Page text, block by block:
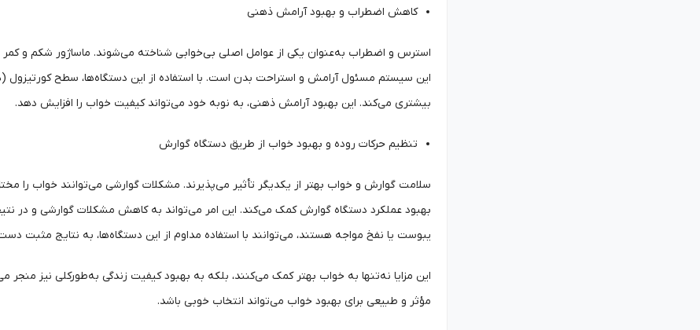
کاهش اضطراب و بهبود آرامش ذهنی
استرس و اضطراب به‌عنوان یکی از عوامل اصلی بی‌خوابی شناخته می‌شوند. ماساژور شکم و
این سیستم مسئول آرامش و استراحت بدن است. با استفاده از این دستگاه‌ها، سطح
بیشتری می‌کند. این بهبود آرامش ذهنی، به نوبه خود می‌تواند کیفیت خواب را افزایش دهد.
تنظیم حرکات روده و بهبود خواب از طریق دستگاه گوارش
سلامت گوارش و خواب بهتر از یکدیگر تأثیر می‌پذیرند. مشکلات گوارشی می‌توانند خواب را
بهبود عملکرد دستگاه گوارش کمک می‌کند. این امر می‌تواند به کاهش مشکلات گوارشی و در
یبوست یا نفخ مواجه هستند، می‌توانند با استفاده مداوم از این دستگاه‌ها، به نتایج مثبت
این مزایا نه‌تنها به خواب بهتر کمک می‌کنند، بلکه به بهبود کیفیت زندگی به‌طورکلی نیز
مؤثر و طبیعی برای بهبود خواب می‌تواند انتخاب خوبی باشد.